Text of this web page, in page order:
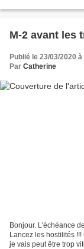
M-2 avant les
Publié le 23/03/2020
Par Catherine
Bonjour. L'échéance
Lancez les hostilités
je vais peut être trop